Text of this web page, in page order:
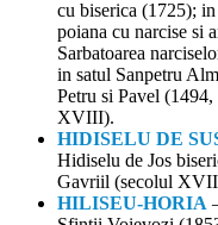
cu biserica (1725);
poiana cu narcise si
Sarbatoarea
in satul Sanpetru
Petru si Pavel
XVIII).
HIDISELU DE
Hidiselu de Jos
Gavriil (secolul
HILISEU-HORIA